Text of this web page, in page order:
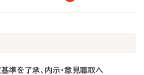
基準を了承、内示・意見聴取へ